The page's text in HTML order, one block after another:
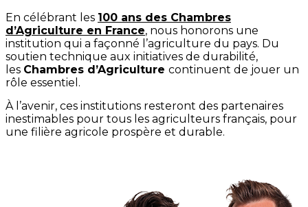
En célébrant les 100 ans des Chambres
d’Agriculture en France, nous honorons une
institution qui a façonné l’agriculture du pays. Du
soutien technique aux initiatives de durabilité,
les Chambres d’Agriculture continuent de jouer un
rôle essentiel.
À l’avenir, ces institutions resteront des partenaires
inestimables pour tous les agriculteurs français, pour
une filière agricole prospère et durable.